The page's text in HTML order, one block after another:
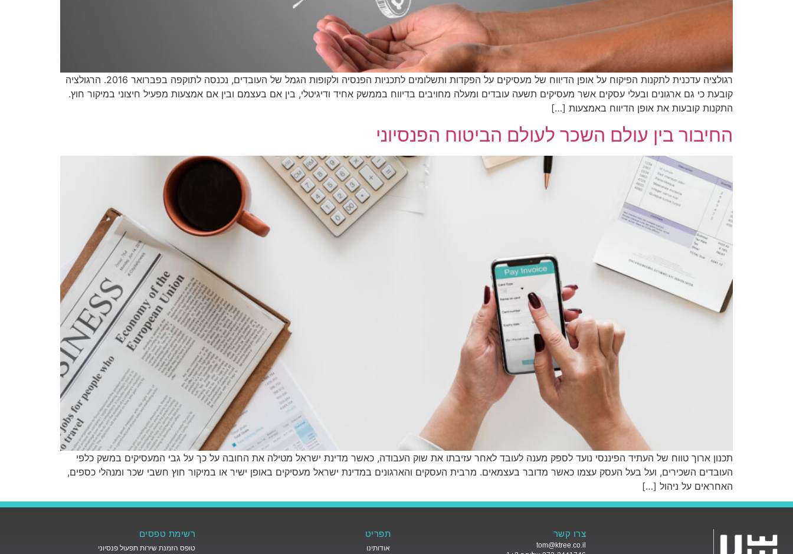
רגולציה עדכנית לתקנות הפיקוח על אופן הדיווח של מעסיקים על הפקדות ותשלומים לתכניות הפנסיה ולקופות הגמל של העובדים, נכנסה לתוקפה בפברואר 2016. הרגולציה
קובעת כי גם ארגונים ובעלי עסקים אשר מעסיקים תשעה עובדים ומעלה מחויבים בדיווח בממשק אחיד ודיגיטלי, בין אם בעצמם ובין אם אמצעות מפעיל חיצוני במיקור חוץ.
התקנות קובעות את אופן הדיווח באמצעות […]
החיבור בין עולם השכר לעולם הביטוח הפנסיוני
תכנון ארוך טווח של העתיד הפיננסי נועד לספק מענה לעובד לאחר עזיבתו את שוק העבודה, כאשר מדינת ישראל מטילה את החובה על כך על גבי המעסיקים במשק כלפי
העובדים השכירים, ועל בעל העסק עצמו כאשר מדובר בעצמאים. מרבית העסקים והארגונים במדינת ישראל מעסיקים באופן ישיר או במיקור חוץ חשבי שכר ומנהלי כספים,
האחראים על ניהול […]
צרו קשר
tom@ktree.co.il
תפריט
אודותינו
רשימת טפסים
טופס הזמנת שירות תפעול פנסיוני